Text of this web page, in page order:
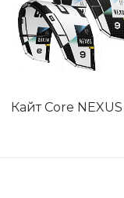
Кайт Core NEXUS